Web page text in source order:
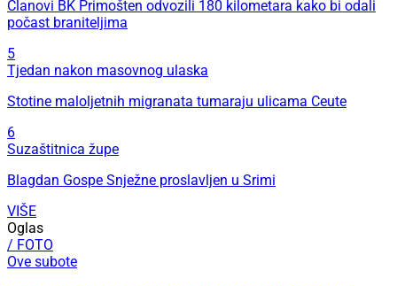
Članovi BK Primošten odvozili 180 kilometara kako bi odali
počast braniteljima
5
Tjedan nakon masovnog ulaska
Stotine maloljetnih migranata tumaraju ulicama Ceute
6
Suzaštitnica župe
Blagdan Gospe Snježne proslavljen u Srimi
VIŠE
Oglas
/ FOTO
Ove subote